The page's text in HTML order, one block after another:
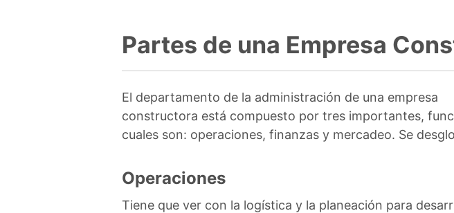
Partes de una Empresa
El departamento de la administración de una empresa
constructora está compuesto por tres importantes,
cuales son: operaciones, finanzas y mercadeo. Se
Operaciones
Tiene que ver con la logística y la planeación para